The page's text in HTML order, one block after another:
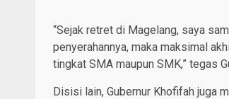
“Sejak retret di Magelang, saya
penyerahannya, maka maksimal
tingkat SMA maupun SMK,” tegas
Disisi lain, Gubernur Khofifah juga